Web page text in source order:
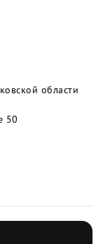
области
50